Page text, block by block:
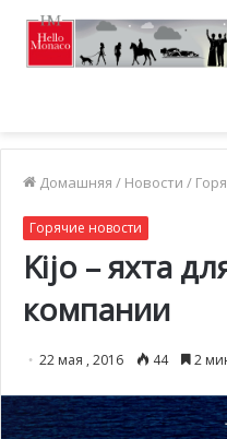
Домашняя / Новости /
Горячие новости
Kijo – яхта
компании
22 мая , 2016 44 2